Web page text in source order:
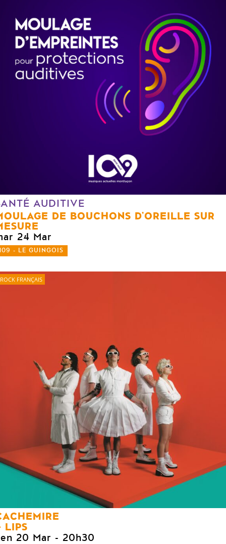
AUDITIVE
DE BOUCHONS D’OREILLE SUR
24 Mar
- LE GUINGOIS
ROCK FRANÇAIS
LIPS
20 Mar - 20h30